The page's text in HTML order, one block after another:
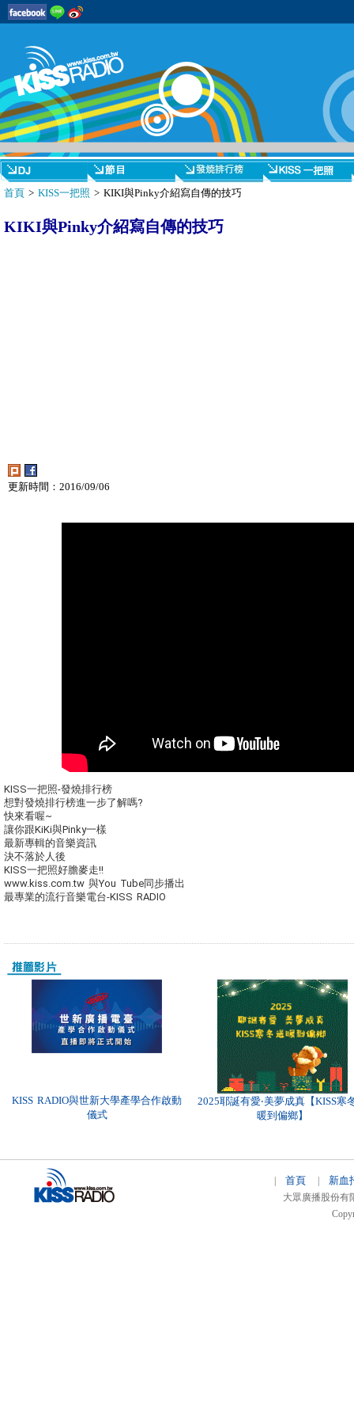
首頁 > KISS一把照 > KIKI與Pinky介紹寫自傳的技巧
KIKI與Pinky介紹寫自傳的技巧
更新時間：2016/09/06
KISS一把照-發燒排行榜
想對發燒排行榜進一步了解嗎?
快來看喔~
讓你跟KiKi與Pinky一樣
最新專輯的音樂資訊
決不落於人後
KISS一把照好膽麥走!!
www.kiss.com.tw 與You Tube同步播出
最專業的流行音樂電台-KISS RADIO
KISS RADIO與世新大學產學合作啟動
儀式
2025耶誕有愛‧美夢成真【KISS寒
暖到偏鄉】
首頁 新血
大眾廣播股份有